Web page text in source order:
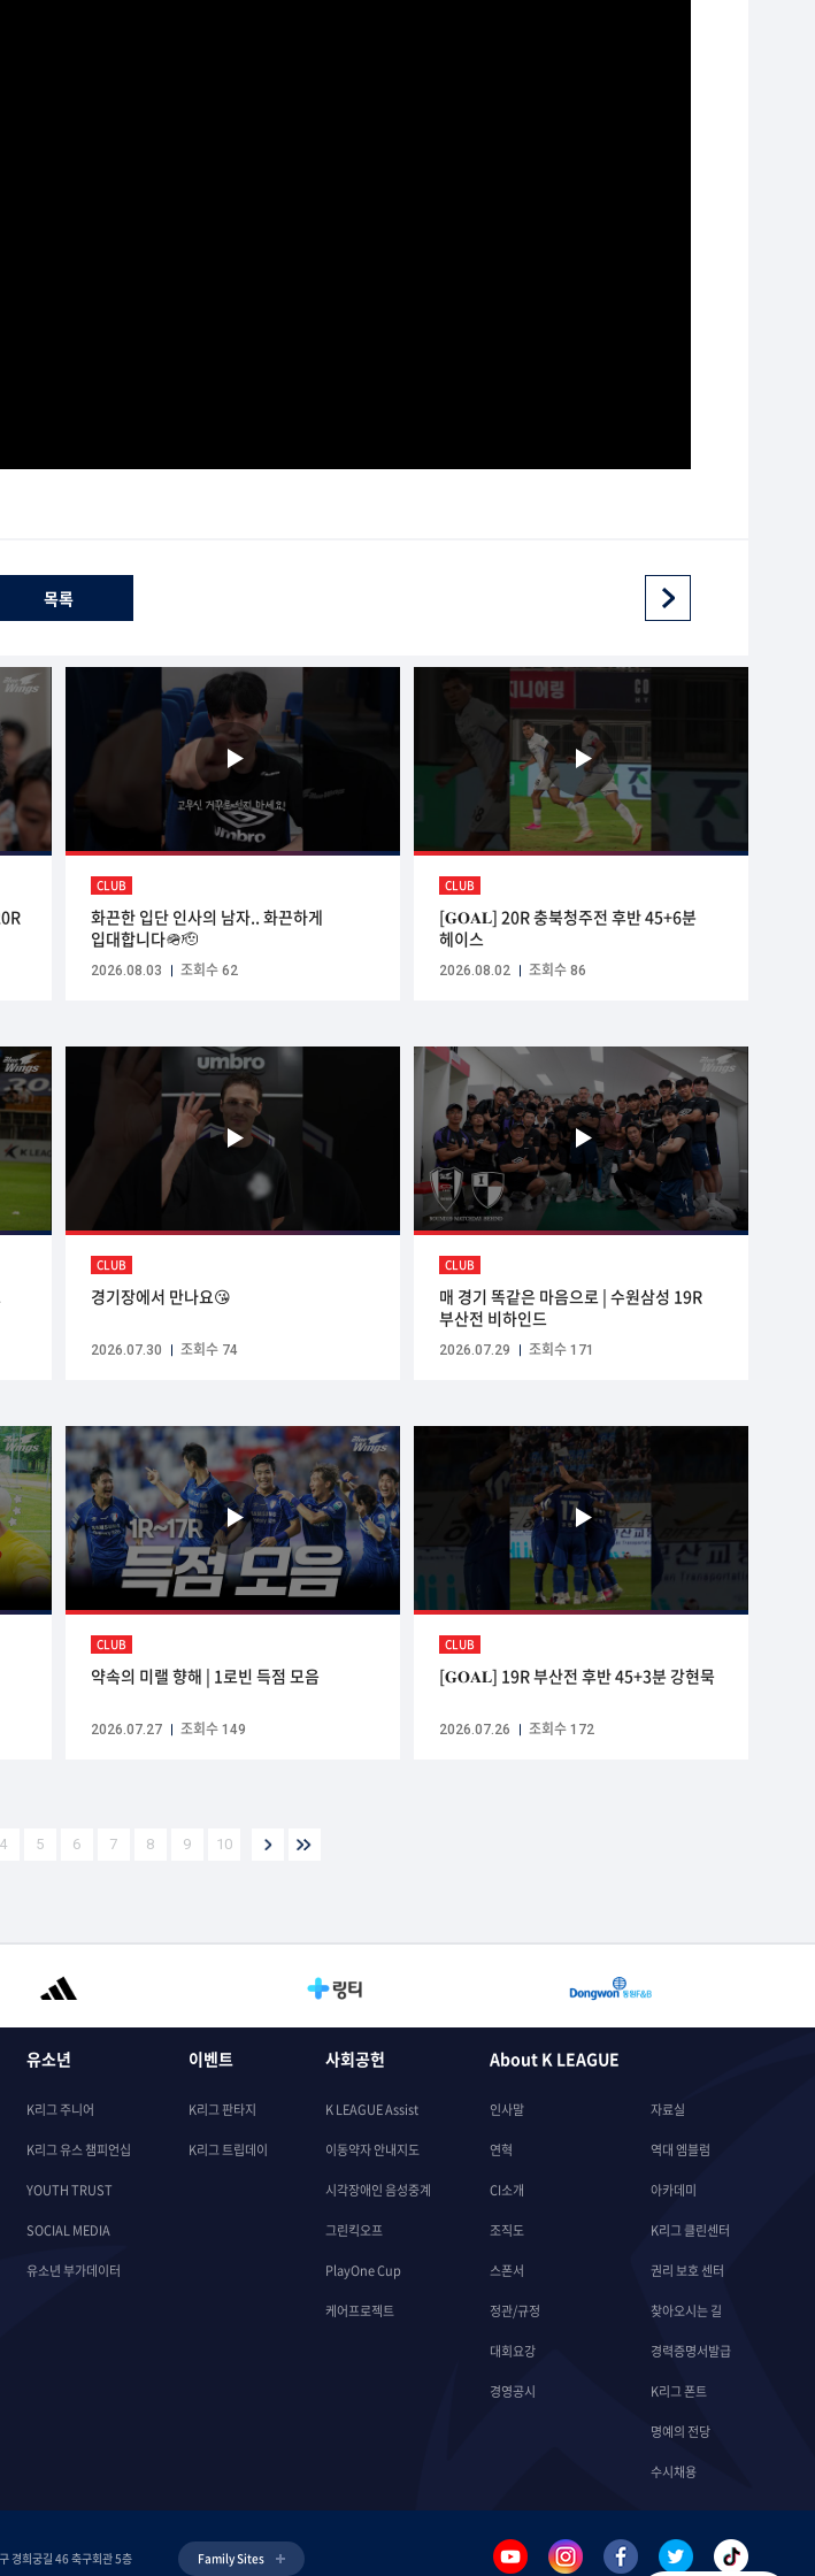
목록
CLUB
화끈한 입단 인사의 남자.. 화끈하게
입대합니다🪖🫡
2026.08.03 조회수 62
CLUB
[𝐆𝐎𝐀𝐋] 20R 충북청주전 후반 45+6분
헤이스
2026.08.02 조회수 86
CLUB
경기장에서 만나요😘
2026.07.30 조회수 74
CLUB
매 경기 똑같은 마음으로 | 수원삼성 19R
부산전 비하인드
2026.07.29 조회수 171
CLUB
약속의 미랠 향해 | 1로빈 득점 모음
2026.07.27 조회수 149
CLUB
[𝐆𝐎𝐀𝐋] 19R 부산전 후반 45+3분 강현묵
2026.07.26 조회수 172
4 5 6 7 8 9 10
유소년
K리그 주니어
K리그 유스 챔피언십
YOUTH TRUST
SOCIAL MEDIA
유소년 부가데이터
이벤트
K리그 판타지
K리그 트립데이
사회공헌
K LEAGUE Assist
이동약자 안내지도
시각장애인 음성중계
그린킥오프
PlayOne Cup
케어프로젝트
About K LEAGUE
인사말
연혁
CI소개
조직도
스폰서
정관/규정
대회요강
경영공시
자료실
역대 엠블럼
아카데미
K리그 클린센터
권리 보호 센터
찾아오시는 길
경력증명서발급
K리그 폰트
명예의 전당
수시채용
경희궁길 46 축구회관 5층 Family Sites